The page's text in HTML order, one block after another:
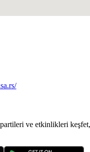
ve etkinlikleri